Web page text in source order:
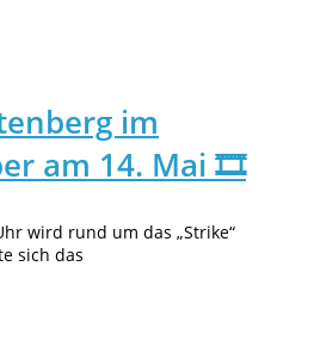
im
am 14. Mai 🎞️
wird rund um das „Strike“
sich das